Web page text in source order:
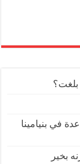
في بنيامينا
بخير